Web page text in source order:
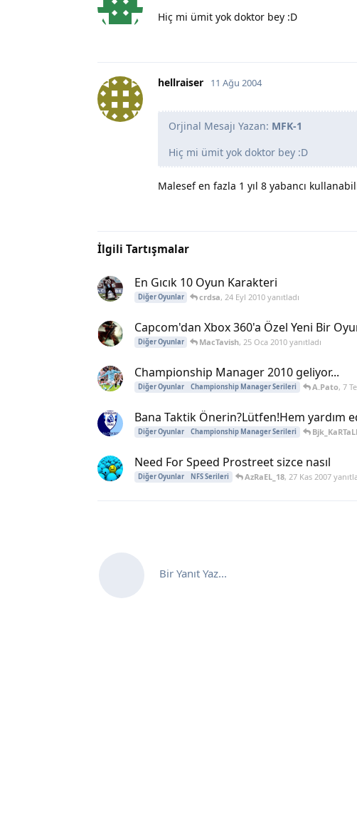
Hiç mi ümit yok doktor bey :D
hellraiser 11 Ağu 2004
Orjinal Mesajı Yazan: MFK-1
Hiç mi ümit yok doktor bey :D
Malesef en fazla 1 yıl 8 yabancı
İlgili Tartışmalar
En Gıcık 10 Oyun Karakteri
Diğer Oyunlar crdsa,24 Eyl 2010 yanıtladı
Capcom'dan Xbox 360'a Özel Yeni Bir
Diğer Oyunlar MacTavish,25 Oca 2010 yanıtladı
Championship Manager 2010 geliyor...
Diğer Oyunlar Championship Manager Serileri A.Pato, 7
Bana Taktik Önerin?Lütfen!Hem yardım
Diğer Oyunlar Championship Manager Serileri
Need For Speed Prostreet sizce nasıl
Diğer Oyunlar NFS Serileri AzRaEL_18, 27 Kas 2007
Bir Yanıt Yaz...